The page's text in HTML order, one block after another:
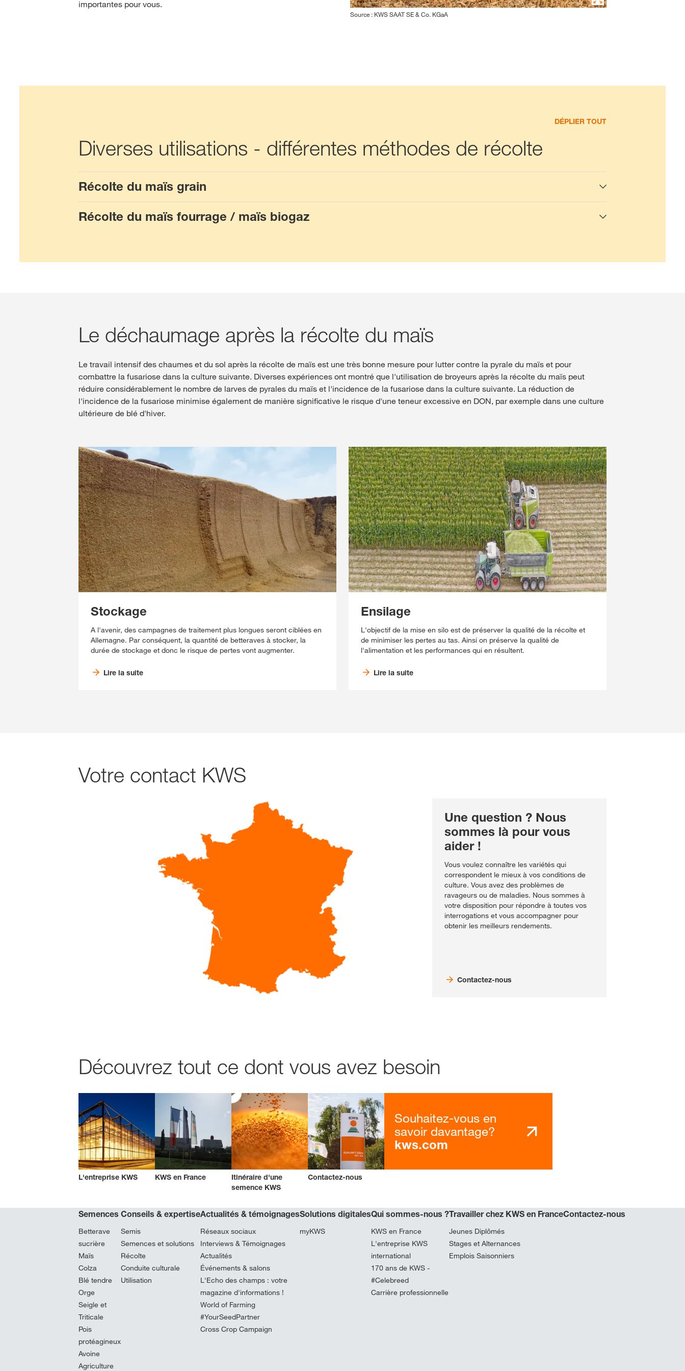
importantes pour vous.
Source : KWS SAAT SE & Co. KGaA
DÉPLIER TOUT
Diverses utilisations - différentes méthodes de récolte
Récolte du maïs grain
Récolte du maïs fourrage / maïs biogaz
Le déchaumage après la récolte du maïs
Le travail intensif des chaumes et du sol après la récolte de maïs est une très bonne mesure pour lutter contre la pyrale du maïs et pour
combattre la fusariose dans la culture suivante. Diverses expériences ont montré que l'utilisation de broyeurs après la récolte du maïs peut
réduire considérablement le nombre de larves de pyrales du maïs et l'incidence de la fusariose dans la culture suivante. La réduction de
l'incidence de la fusariose minimise également de manière significative le risque d'une teneur excessive en DON, par exemple dans une culture
ultérieure de blé d'hiver.
Stockage
A l'avenir, des campagnes de traitement plus longues seront ciblées en
Allemagne. Par conséquent, la quantité de betteraves à stocker, la
durée de stockage et donc le risque de pertes vont augmenter.
Lire la suite
Ensilage
L'objectif de la mise en silo est de préserver la qualité de la récolte et
de minimiser les pertes au tas. Ainsi on préserve la qualité de
l'alimentation et les performances qui en résultent.
Lire la suite
Votre contact KWS
Une question ? Nous
sommes là pour vous
aider !
Vous voulez connaître les variétés qui
correspondent le mieux à vos conditions de
culture. Vous avez des problèmes de
ravageurs ou de maladies. Nous sommes à
votre disposition pour répondre à toutes vos
interrogations et vous accompagner pour
obtenir les meilleurs rendements.
Contactez-nous
Découvrez tout ce dont vous avez besoin
L'entreprise KWS KWS en France
Itinéraire d'une
semence KWS
Contactez-nous
Souhaitez-vous en
savoir davantage?
kws.com
Semences
Betterave
sucrière
Maïs
Colza
Blé tendre
Orge
Seigle et
Triticale
Pois
protéagineux
Avoine
Agriculture
Conseils & expertise
Semis
Semences et solutions
Récolte
Conduite culturale
Utilisation
Actualités & témoignages
Réseaux sociaux
Interviews & Témoignages
Actualités
Événements & salons
L'Echo des champs : votre
magazine d'informations !
World of Farming
#YourSeedPartner
Cross Crop Campaign
Solutions digitales
myKWS
Qui sommes-nous ?
KWS en France
L'entreprise KWS
international
170 ans de KWS -
#Celebreed
Carrière professionnelle
Travailler chez KWS en France
Jeunes Diplômés
Stages et Alternances
Emplois Saisonniers
Contactez-nous